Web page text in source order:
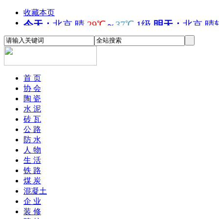
收藏本页
首 页
协 会
陶 瓷
水 泥
砖 瓦
公 路
防 水
人 物
生 活
铁 路
煤 炭
混凝土
企 业
装 修